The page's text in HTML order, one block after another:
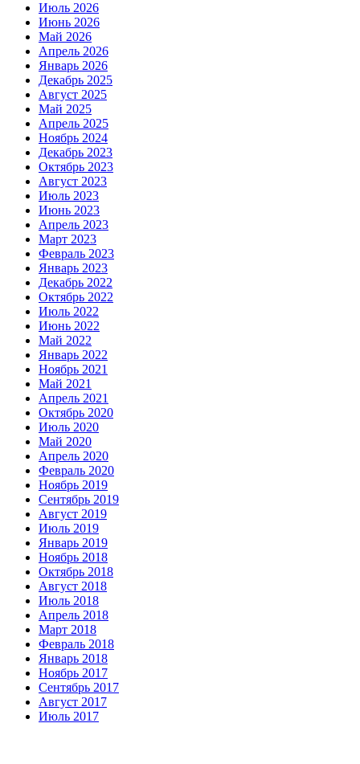
Июль 2026
Июнь 2026
Май 2026
Апрель 2026
Январь 2026
Декабрь 2025
Август 2025
Май 2025
Апрель 2025
Ноябрь 2024
Декабрь 2023
Октябрь 2023
Август 2023
Июль 2023
Июнь 2023
Апрель 2023
Март 2023
Февраль 2023
Январь 2023
Декабрь 2022
Октябрь 2022
Июль 2022
Июнь 2022
Май 2022
Январь 2022
Ноябрь 2021
Май 2021
Апрель 2021
Октябрь 2020
Июль 2020
Май 2020
Апрель 2020
Февраль 2020
Ноябрь 2019
Сентябрь 2019
Август 2019
Июль 2019
Январь 2019
Ноябрь 2018
Октябрь 2018
Август 2018
Июль 2018
Апрель 2018
Март 2018
Февраль 2018
Январь 2018
Ноябрь 2017
Сентябрь 2017
Август 2017
Июль 2017